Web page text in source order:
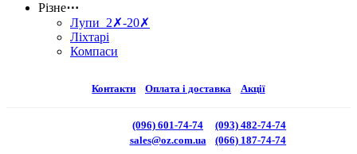
Різне⋯
Лупи 2✗-20✗
Ліхтарі
Компаси
Контакти Оплата і доставка Акції
(096) 601-74-74
sales@oz.com.ua
(093) 482-74-74
(066) 187-74-74